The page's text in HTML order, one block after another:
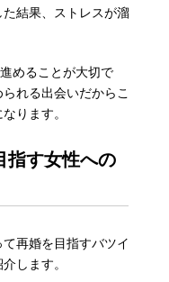
結果、ストレスが溜
めることが大切で
れる出会いだからこ
ります。
指す女性への
再婚を目指すバツイ
します。